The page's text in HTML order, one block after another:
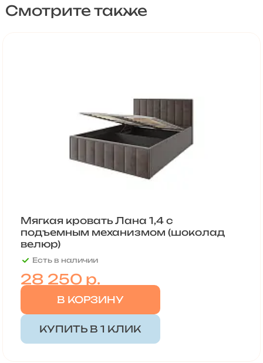
Смотрите также
Мягкая кровать Лана 1,4 с
подъемным механизмом (шоколад
велюр)
Есть в наличии
28 250р.
В КОРЗИНУ
КУПИТЬ В 1 КЛИК